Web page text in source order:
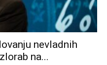
nevladnih
na...